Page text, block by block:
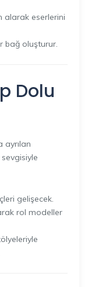
alarak eserlerini
bağ oluşturur.
Dolu
ayrılan
gelişecek.
rol modeller